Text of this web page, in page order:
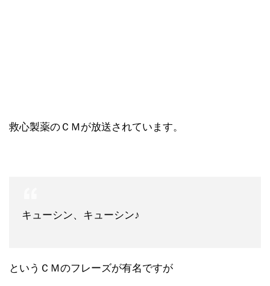
救心製薬のＣＭが放送されています。
キューシン、キューシン♪
というＣＭのフレーズが有名ですが